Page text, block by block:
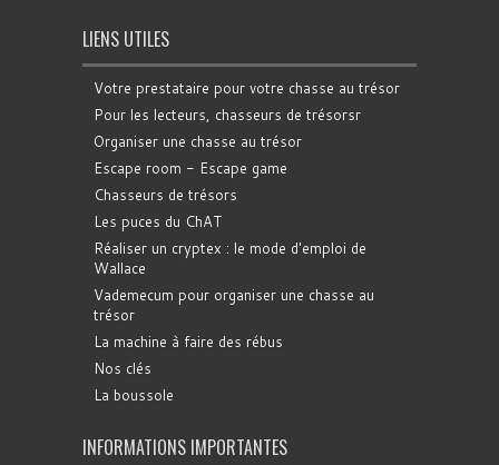
LIENS UTILES
Votre prestataire pour votre chasse au trésor
Pour les lecteurs, chasseurs de trésorsr
Organiser une chasse au trésor
Escape room - Escape game
Chasseurs de trésors
Les puces du ChAT
Réaliser un cryptex : le mode d'emploi de
Wallace
Vademecum pour organiser une chasse au
trésor
La machine à faire des rébus
Nos clés
La boussole
INFORMATIONS IMPORTANTES